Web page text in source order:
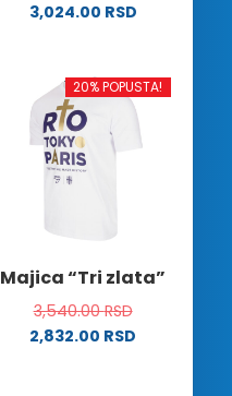
3,024.00 RSD
ima
više
varijanti.
Opcije
izabrane
stranici
proizvoda.
20% POPUSTA!
Majica “Tri zlata”
3,540.00RSD
2,832.00 RSD